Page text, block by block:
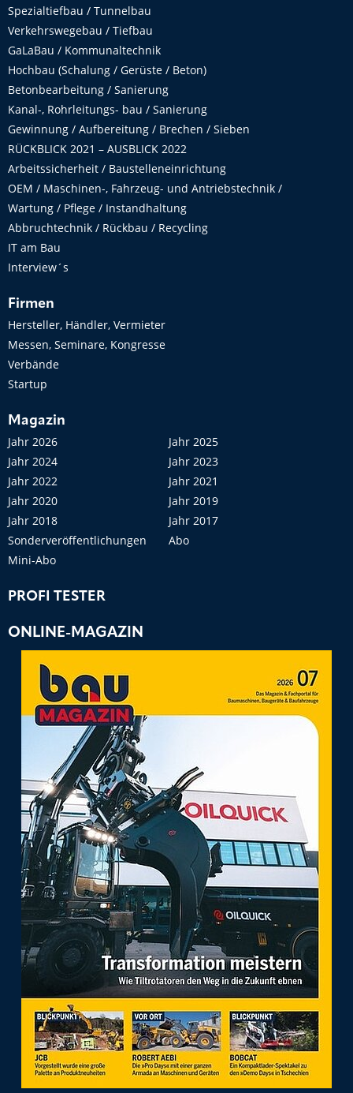
Spezialtiefbau / Tunnelbau
Verkehrswegebau / Tiefbau
GaLaBau / Kommunaltechnik
Hochbau (Schalung / Gerüste / Beton)
Betonbearbeitung / Sanierung
Kanal-, Rohrleitungs- bau / Sanierung
Gewinnung / Aufbereitung / Brechen / Sieben
RÜCKBLICK 2021 – AUSBLICK 2022
Arbeitssicherheit / Baustelleneinrichtung
OEM / Maschinen-, Fahrzeug- und Antriebstechnik /
Wartung / Pflege / Instandhaltung
Abbruchtechnik / Rückbau / Recycling
IT am Bau
Interview´s
Firmen
Hersteller, Händler, Vermieter
Messen, Seminare, Kongresse
Verbände
Startup
Magazin
Jahr 2026
Jahr 2025
Jahr 2024
Jahr 2023
Jahr 2022
Jahr 2021
Jahr 2020
Jahr 2019
Jahr 2018
Jahr 2017
Sonderveröffentlichungen
Abo
Mini-Abo
PROFI TESTER
ONLINE-MAGAZIN